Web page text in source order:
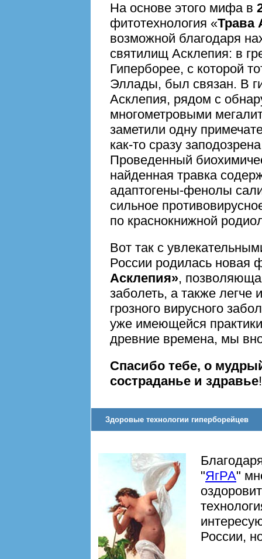
На основе этого мифа в
фитотехнология «Трава
возможной благодаря
святилищ Асклепия: в
Гиперборее, с которой
Эллады, был связан. В
Асклепия, рядом с
многометровыми
заметили одну
как-то сразу
Проведенный
найденная травка
адаптогены-фенолы
сильное
по краснокнижной
Вот так с
России родилась новая
Асклепия»,
заболеть, а также легче
грозного вирусного
уже имеющейся
древние времена, мы
Спасибо тебе, о
состраданье и здравье!
Здоровые технологии гиперборейцев
"ЯгРА"
России,